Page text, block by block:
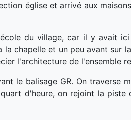
église et arrivé aux
du village, car il y avait
chapelle et un peu avant sur
l'architecture de l'ensemble
le balisage GR. On traverse
d'heure, on rejoint la piste